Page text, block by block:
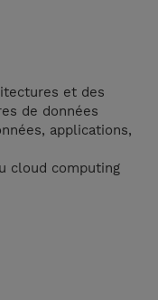
et des
de données
applications,
cloud computing